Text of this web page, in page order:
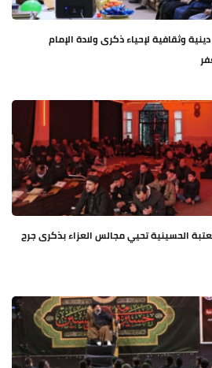
وثقافية لإحياء ذكرى ولادة الإمام
الحسينية تحيي مجالس العزاء بذكرى جرح